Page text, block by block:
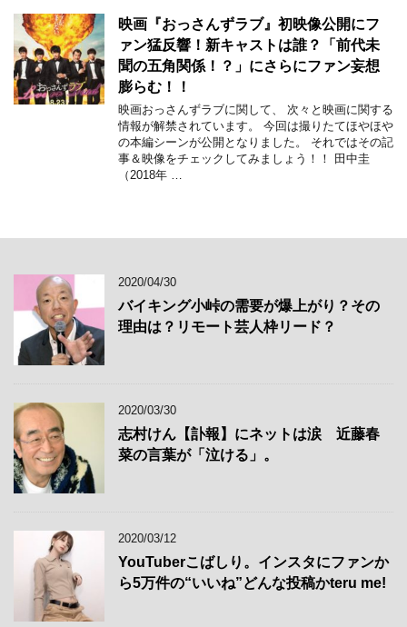
映画『おっさんずラブ』初映像公開にフ
ァン猛反響！新キャストは誰？「前代未
聞の五角関係！？」にさらにファン妄想
膨らむ！！
映画おっさんずラブに関して、 次々と映画に関する
情報が解禁されています。 今回は撮りたてほやほや
の本編シーンが公開となりました。 それではその記
事＆映像をチェックしてみましょう！！ 田中圭
（2018年 …
2020/04/30
バイキング小峠の需要が爆上がり？その
理由は？リモート芸人枠リード？
2020/03/30
志村けん【訃報】にネットは涙 近藤春
菜の言葉が「泣ける」。
2020/03/12
YouTuberこばしり。インスタにファンか
ら5万件の“いいね”どんな投稿かteru me!